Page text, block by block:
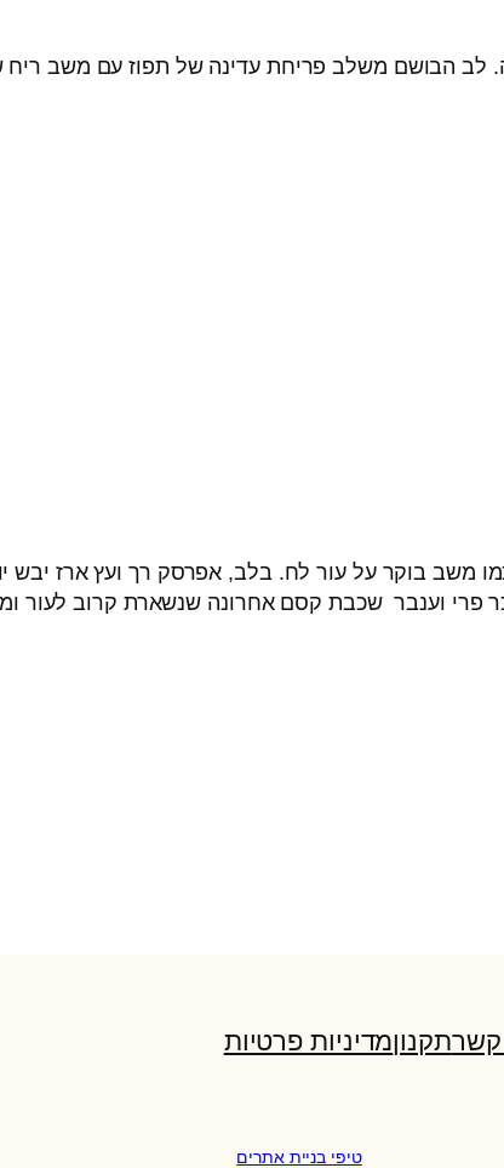
לב הבושם משלב פריחת עדינה של תפוז עם משב
משב בוקר על עור לח. בלב, אפרסק רך ועץ ארז יבש
פרי וענבר שכבת קסם אחרונה שנשארת קרוב לעור
קשרתקנוןמדיניות פרטיות
טיפי בניית אתרים